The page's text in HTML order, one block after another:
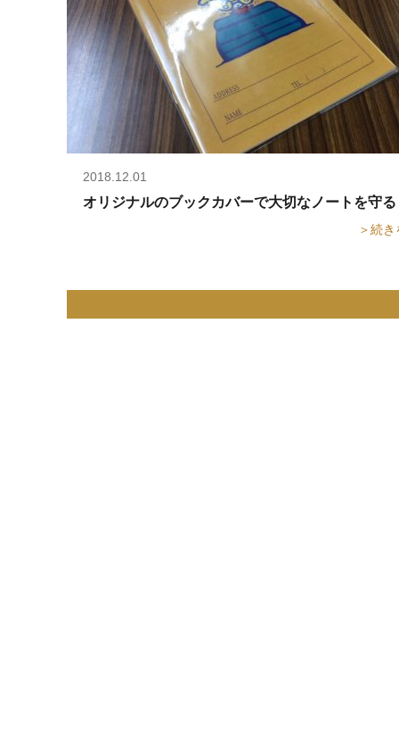
2018.12.01
オリジナルのブックカバーで大切なノートを守
＞続